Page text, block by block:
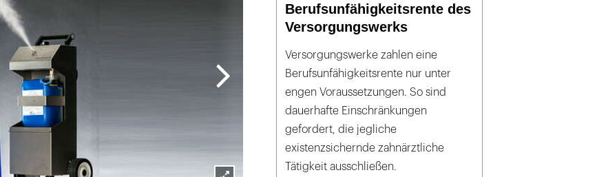
Berufsunfähigkeitsrente des
Versorgungswerks
Versorgungswerke zahlen eine
Berufsunfähigkeitsrente nur unter
engen Voraussetzungen. So sind
dauerhafte Einschränkungen
gefordert, die jegliche
existenzsichernde zahnärztliche
Tätigkeit ausschließen.